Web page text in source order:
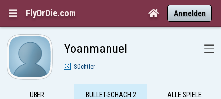
 FlyOrDie.com  Anmelden
Yoanmanuel ☰
Süchtler
ÜBER BULLET-SCHACH 2 ALLE SPIELE